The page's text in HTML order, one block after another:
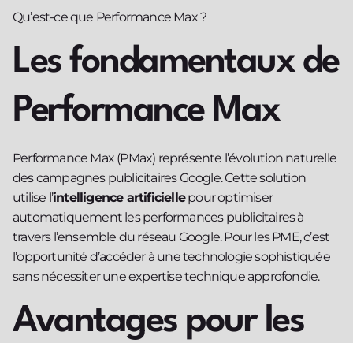
Qu’est-ce que Performance Max ?
Les fondamentaux de
Performance Max
Performance Max (PMax) représente l’évolution naturelle
des campagnes publicitaires Google. Cette solution
utilise l’intelligence artificiellepour optimiser
automatiquement les performances publicitaires à
travers l’ensemble du réseau Google. Pour les PME, c’est
l’opportunité d’accéder à une technologie sophistiquée
sans nécessiter une expertise technique approfondie.
Avantages pour les